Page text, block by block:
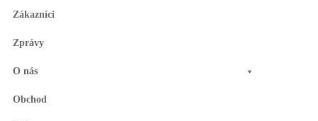
Zákazníci
Zprávy
O nás
Obchod